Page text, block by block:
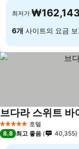
최저가 ₩162,143
6개 사이트의 요금 보
5 성급 호텔
브다라 스위트 바
8.8 최고 좋음 40,355